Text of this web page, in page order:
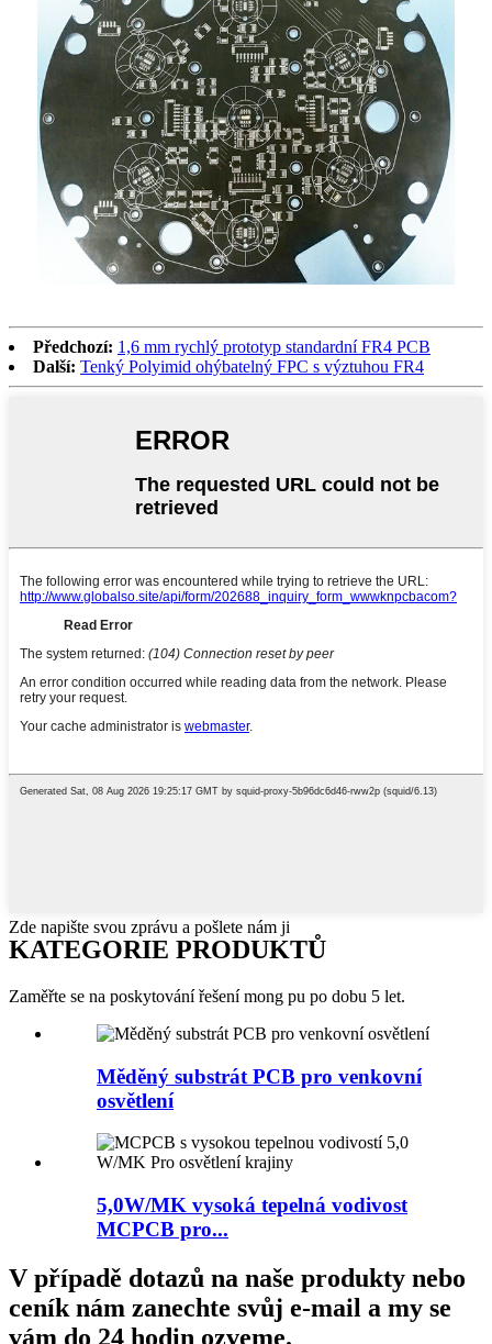
Předchozí: 1,6 mm rychlý prototyp standardní FR4 PCB
Další: Tenký Polyimid ohýbatelný FPC s výztuhou FR4
Zde napište svou zprávu a pošlete nám ji
KATEGORIE PRODUKTŮ
Zaměřte se na poskytování řešení mong pu po dobu 5 let.
Měděný substrát PCB pro venkovní
osvětlení
5,0W/MK vysoká tepelná vodivost
MCPCB pro...
V případě dotazů na naše produkty nebo
ceník nám zanechte svůj e-mail a my se
vám do 24 hodin ozveme.